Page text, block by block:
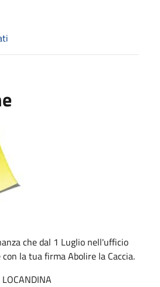
che dal 1 Luglio nell'ufficio
la tua firma Abolire la Caccia.
LOCANDINA